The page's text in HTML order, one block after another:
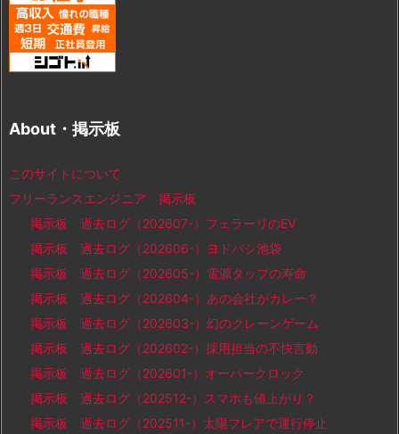
About・掲示板
このサイトについて
フリーランスエンジニア 掲示板
掲示板 過去ログ（202607-）フェラーリのEV
掲示板 過去ログ（202606-）ヨドバシ池袋
掲示板 過去ログ（202605-）電源タップの寿命
掲示板 過去ログ（202604-）あの会社がカレー？
掲示板 過去ログ（202603-）幻のクレーンゲーム
掲示板 過去ログ（202602-）採用担当の不快言動
掲示板 過去ログ（202601-）オーバークロック
掲示板 過去ログ（202512-）スマホも値上がり？
掲示板 過去ログ（202511-）太陽フレアで運行停止